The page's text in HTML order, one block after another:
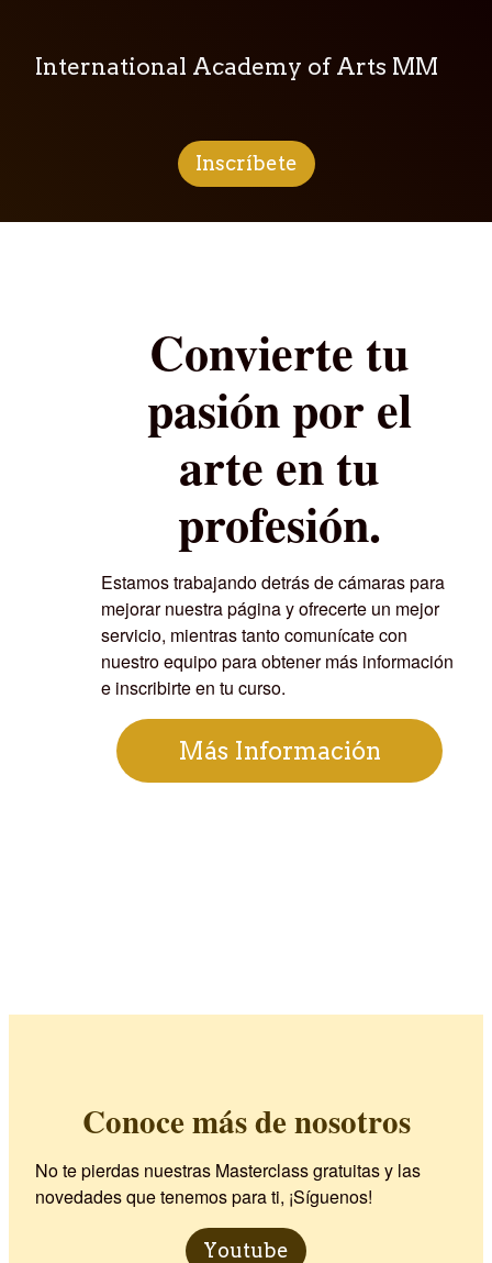
International Academy of Arts MM
Inscríbete
Convierte tu
pasión por el
arte en tu
profesión.
Estamos trabajando detrás de cámaras para
mejorar nuestra página y ofrecerte un mejor
servicio, mientras tanto comunícate con
nuestro equipo para obtener más información
e inscribirte en tu curso.
Más Información
Conoce más de nosotros
No te pierdas nuestras Masterclass gratuitas y las
novedades que tenemos para ti, ¡Síguenos!
Youtube